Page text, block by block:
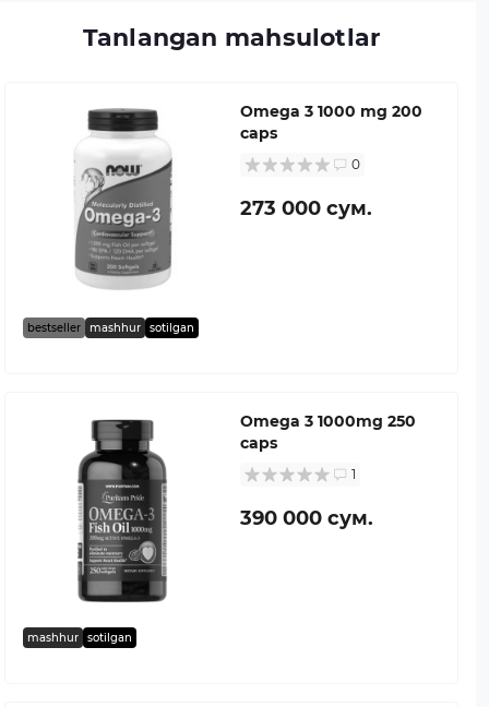
Tanlangan mahsulotlar
bestseller mashhur sotilgan
Omega 3 1000 mg 200
caps
0
273 000 сум.
mashhur sotilgan
Omega 3 1000mg 250
caps
1
390 000 сум.